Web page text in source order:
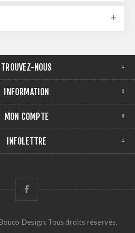
TROUVEZ-NOUS
INFORMATION
MON COMPTE
INFOLETTRE
Design. Tous droits réservés.